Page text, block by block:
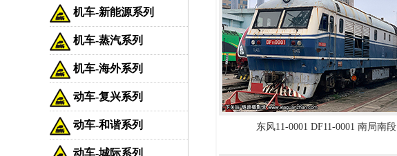
机车-新能源系列
机车-蒸汽系列
机车-海外系列
动车-复兴系列
动车-和谐系列
动车-城际系列
东风11-0001 DF11-0001 南局南段